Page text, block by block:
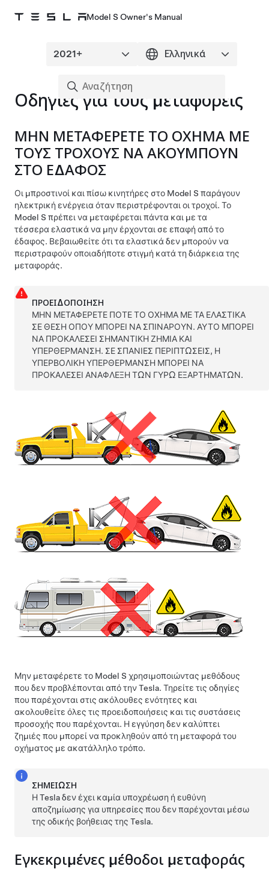
Model S Owner's Manual
Οδηγίες για τους μεταφορείς
ΜΗΝ ΜΕΤΑΦΕΡΕΤΕ ΤΟ ΟΧΗΜΑ ΜΕ
ΤΟΥΣ ΤΡΟΧΟΥΣ ΝΑ ΑΚΟΥΜΠΟΥΝ
ΣΤΟ ΕΔΑΦΟΣ
Οι μπροστινοί και πίσω κινητήρες στο Model S παράγουν
ηλεκτρική ενέργεια όταν περιστρέφονται οι τροχοί. Το
Model S πρέπει να μεταφέρεται πάντα και με τα
τέσσερα ελαστικά να μην έρχονται σε επαφή από το
έδαφος. Βεβαιωθείτε ότι τα ελαστικά δεν μπορούν να
περιστραφούν οποιαδήποτε στιγμή κατά τη διάρκεια της
μεταφοράς.
ΠΡΟΕΙΔΟΠΟΊΗΣΗ
ΜΗΝ ΜΕΤΑΦΕΡΕΤΕ ΠΟΤΕ ΤΟ ΟΧΗΜΑ ΜΕ ΤΑ ΕΛΑΣΤΙΚΑ
ΣΕ ΘΕΣΗ ΟΠΟΥ ΜΠΟΡΕΙ ΝΑ ΣΠΙΝΑΡΟΥΝ. ΑΥΤΟ ΜΠΟΡΕΙ
ΝΑ ΠΡΟΚΑΛΕΣΕΙ ΣΗΜΑΝΤΙΚΗ ΖΗΜΙΑ ΚΑΙ
ΥΠΕΡΘΕΡΜΑΝΣΗ. ΣΕ ΣΠΑΝΙΕΣ ΠΕΡΙΠΤΩΣΕΙΣ, Η
ΥΠΕΡΒΟΛΙΚΗ ΥΠΕΡΘΕΡΜΑΝΣΗ ΜΠΟΡΕΙ ΝΑ
ΠΡΟΚΑΛΕΣΕΙ ΑΝΑΦΛΕΞΗ ΤΩΝ ΓΥΡΩ ΕΞΑΡΤΗΜΑΤΩΝ.
Μην μεταφέρετε το Model S χρησιμοποιώντας μεθόδους
που δεν προβλέπονται από την Tesla. Τηρείτε τις οδηγίες
που παρέχονται στις ακόλουθες ενότητες και
ακολουθείτε όλες τις προειδοποιήσεις και τις συστάσεις
προσοχής που παρέχονται. Η εγγύηση δεν καλύπτει
ζημιές που μπορεί να προκληθούν από τη μεταφορά του
οχήματος με ακατάλληλο τρόπο.
ΣΗΜΕΊΩΣΗ
Η Tesla δεν έχει καμία υποχρέωση ή ευθύνη
αποζημίωσης για υπηρεσίες που δεν παρέχονται μέσω
της οδικής βοήθειας της Tesla.
Εγκεκριμένες μέθοδοι μεταφοράς